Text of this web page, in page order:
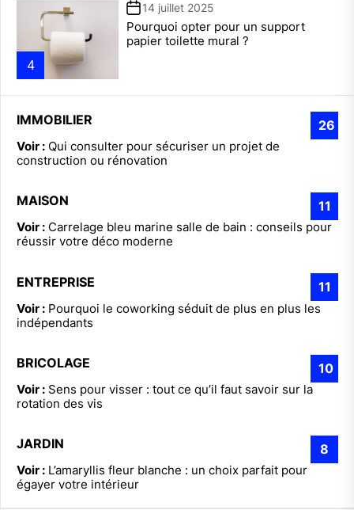
4
14 juillet 2025
Pourquoi opter pour un support
papier toilette mural ?
IMMOBILIER 26
Voir : Qui consulter pour sécuriser un projet de
construction ou rénovation
MAISON 11
Voir : Carrelage bleu marine salle de bain : conseils pour
réussir votre déco moderne
ENTREPRISE 11
Voir : Pourquoi le coworking séduit de plus en plus les
indépendants
BRICOLAGE 10
Voir : Sens pour visser : tout ce qu’il faut savoir sur la
rotation des vis
JARDIN 8
Voir : L’amaryllis fleur blanche : un choix parfait pour
égayer votre intérieur